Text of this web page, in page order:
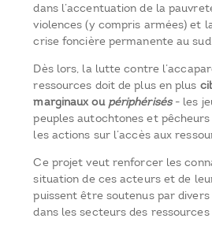
dans l’accentuation de la
violences (y compris armées) et
crise foncière permanente au sud
Dès lors, la lutte contre
ressources doit de plus en plus
marginaux ou périphérisés- les
peuples autochtones et
les actions sur l’accès aux
Ce projet veut renforcer les
situation de ces acteurs et de
puissent être soutenus par
dans les secteurs des